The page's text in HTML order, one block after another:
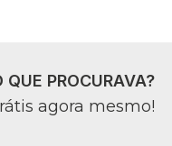
QUE PROCURAVA?
agora mesmo!